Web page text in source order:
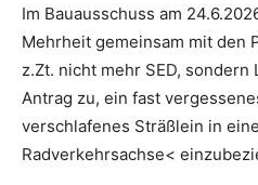
Im Bauausschuss am
Mehrheit gemeinsam mit den
z.Zt. nicht mehr SED,
Antrag zu, ein fast
verschlafenes Sträßlein in
Radverkehrsachse<